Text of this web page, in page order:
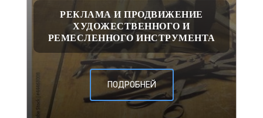
РЕКЛАМА И ПРОДВИЖЕНИЕ
ХУДОЖЕСТВЕННОГО И
РЕМЕСЛЕННОГО ИНСТРУМЕНТА
ПОДРОБНЕЙ